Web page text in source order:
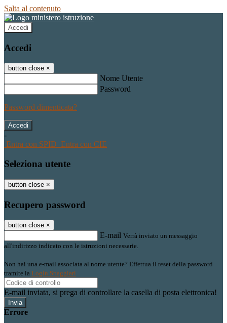
Salta al contenuto
Accedi
Accedi
button close ×
Nome Utente
Password
Password dimenticata?
-
Entra con SPID Entra con CIE
Seleziona utente
button close ×
Recupero password
button close ×
E-mail Verrà inviato un messaggio
all'indirizzo indicato con le istruzioni necessarie.
Non hai una e-mail associata al nome utente? Effettua il reset della password
tramite la Login Spaggiari
E-mail inviata, si prega di controllare la casella di posta elettronica!
Errore